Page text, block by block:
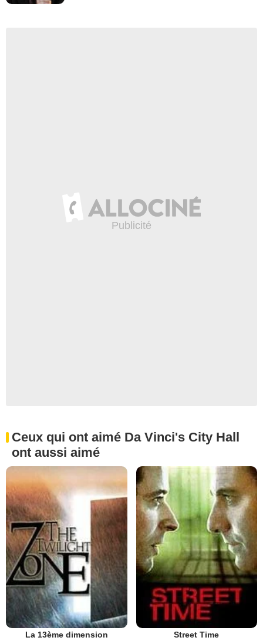
Ceux qui ont aimé Da Vinci's City Hall
ont aussi aimé
La 13ème dimension Street Time